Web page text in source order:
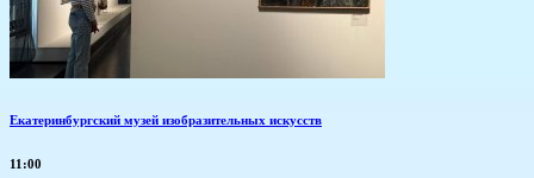
Екатеринбургский музей изобразительных искусств
11:00